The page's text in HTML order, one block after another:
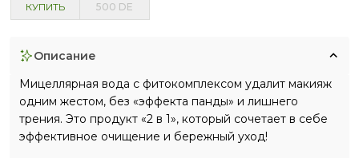
КУПИТЬ 500 DE
описание
Мицеллярная вода с фитокомплексом удалит макияж
одним жестом, без «эффекта панды» и лишнего
трения. Это продукт «2 в 1», который сочетает в себе
эффективное очищение и бережный уход!